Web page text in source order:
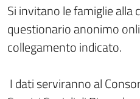
Si invitano le famiglie alla
questionario anonimo
collegamento indicato.
I dati serviranno al